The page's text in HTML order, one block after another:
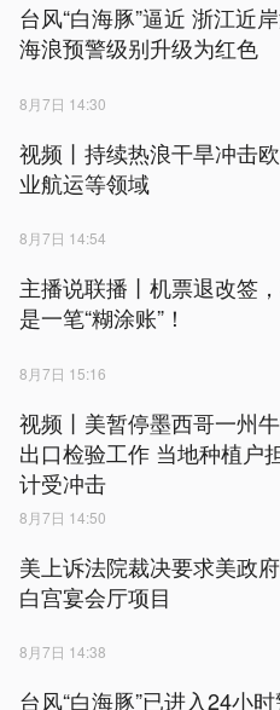
台风“白海豚”逼近 浙江近
海浪预警级别升级为红色
8月7日 14:30
视频丨持续热浪干旱冲击
业航运等领域
8月7日 14:54
主播说联播丨机票退改签
是一笔“糊涂账”！
8月7日 15:16
视频丨美暂停墨西哥一州
出口检验工作 当地种植户
计受冲击
8月7日 14:50
美上诉法院裁决要求美政
白宫宴会厅项目
8月7日 14:38
台风“白海豚”已进入24小